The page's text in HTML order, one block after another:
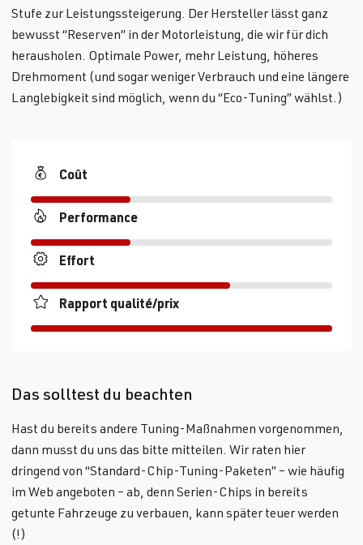
Stufe zur Leistungssteigerung. Der Hersteller lässt ganz
bewusst “Reserven” in der Motorleistung, die wir für dich
herausholen. Optimale Power, mehr Leistung, höheres
Drehmoment (und sogar weniger Verbrauch und eine längere
Langlebigkeit sind möglich, wenn du “Eco-Tuning” wählst.)
Coût
Performance
Effort
Rapport qualité/prix
Das solltest du beachten
Hast du bereits andere Tuning-Maßnahmen vorgenommen,
dann musst du uns das bitte mitteilen. Wir raten hier
dringend von “Standard-Chip-Tuning-Paketen” – wie häufig
im Web angeboten – ab, denn Serien-Chips in bereits
getunte Fahrzeuge zu verbauen, kann später teuer werden
(!)